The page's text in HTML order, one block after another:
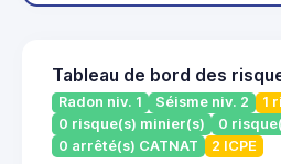
Tableau de bord des
Radon niv. 1 Séisme niv. 2
1
0 risque(s) minier(s)
0
0 arrêté(s) CATNAT
2 ICPE